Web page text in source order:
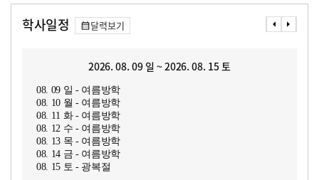
학사일정 달력보기
2026. 08. 09 일 ~ 2026. 08. 15 토
08. 09 일 - 여름방학
08. 10 월 - 여름방학
08. 11 화 - 여름방학
08. 12 수 - 여름방학
08. 13 목 - 여름방학
08. 14 금 - 여름방학
08. 15 토 - 광복절